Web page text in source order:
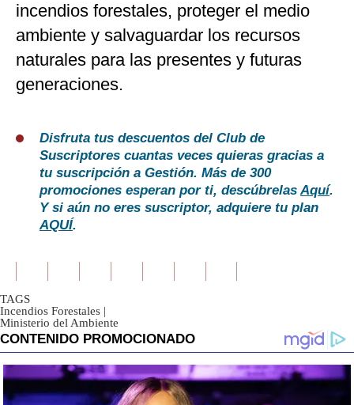
incendios forestales, proteger el medio
ambiente y salvaguardar los recursos
naturales para las presentes y futuras
generaciones.
Disfruta tus descuentos del Club de
Suscriptores cuantas veces quieras gracias a
tu suscripción a Gestión. Más de 300
promociones esperan por ti, descúbrelasAquí.
Y si aún no eres suscriptor, adquiere tu plan
AQUÍ.
TAGS
Incendios Forestales |
Ministerio del Ambiente